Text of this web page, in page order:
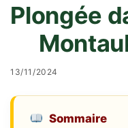
Plongée
13/11/2024
Sommaire